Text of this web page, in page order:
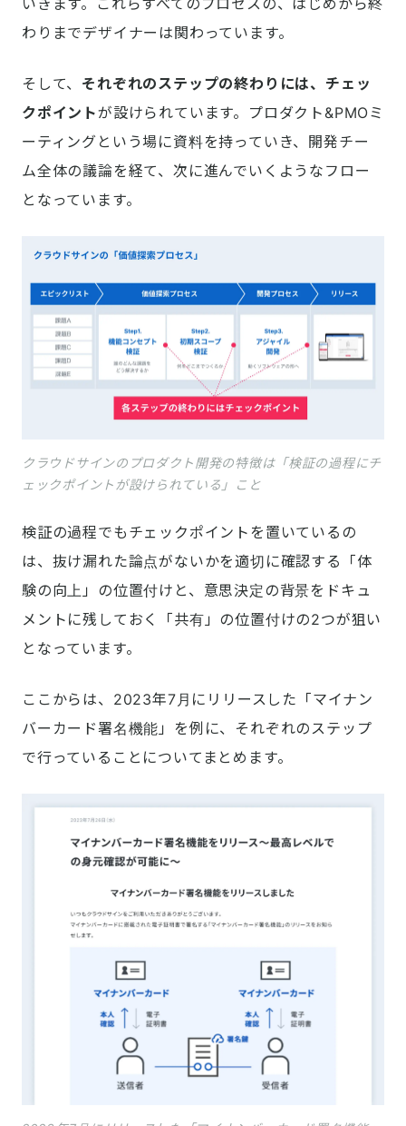
わりまでデザイナーは関わっています。
そして、 それぞれのステップの終わりには、チェッ
クポイントが設けられています。プロダクト&PMOミ
ーティングという場に資料を持っていき、開発チー
ム全体の議論を経て、次に進んでいくようなフロー
となっています。
クラウドサインのプロダクト開発の特徴は「検証の過程にチ
ェックポイントが設けられている」こと
検証の過程でもチェックポイントを置いているの
は、抜け漏れた論点がないかを適切に確認する「体
験の向上」の位置付けと、意思決定の背景をドキュ
メントに残しておく「共有」の位置付けの2つが狙い
となっています。
ここからは、2023年7月にリリースした「マイナン
バーカード署名機能」を例に、それぞれのステップ
で行っていることについてまとめます。